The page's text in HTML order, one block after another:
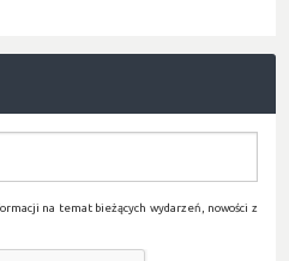
na temat bieżących wydarzeń, nowości z